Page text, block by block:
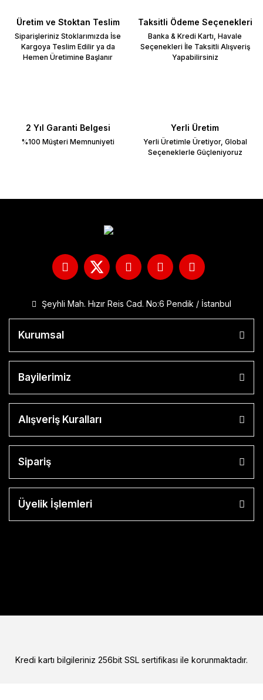
Üretim ve Stoktan Teslim
Siparişleriniz Stoklarımızda İse
Kargoya Teslim Edilir ya da
Hemen Üretimine Başlanır
Taksitli Ödeme Seçenekleri
Banka & Kredi Kartı, Havale
Seçenekleri İle Taksitli Alışveriş
Yapabilirsiniz
2 Yıl Garanti Belgesi
%100 Müşteri Memnuniyeti
Yerli Üretim
Yerli Üretimle Üretiyor, Global
Seçeneklerle Güçleniyoruz
Şeyhli Mah. Hızır Reis Cad. No:6 Pendik / İstanbul
Kurumsal
Bayilerimiz
Alışveriş Kuralları
Sipariş
Üyelik İşlemleri
Kredi kartı bilgileriniz 256bit SSL sertifikası ile korunmaktadır.